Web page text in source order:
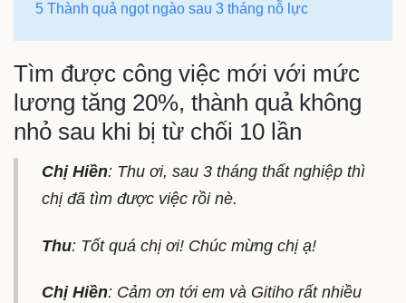
5 Thành quả ngọt ngào sau 3 tháng nỗ lực
Tìm được công việc mới với mức
lương tăng 20%, thành quả không
nhỏ sau khi bị từ chối 10 lần
Chị Hiền: Thu ơi, sau 3 tháng thất nghiệp thì
chị đã tìm được việc rồi nè.
Thu: Tốt quá chị ơi! Chúc mừng chị ạ!
Chị Hiền: Cảm ơn tới em và Gitiho rất nhiều